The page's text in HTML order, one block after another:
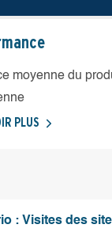
moyenne du
PLUS
: Visites des